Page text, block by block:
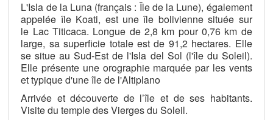
L'Isla de la Luna (français : Île de la Lune), également
appelée île Koati, est une île bolivienne située sur
le Lac Titicaca. Longue de 2,8 km pour 0,76 km de
large, sa superficie totale est de 91,2 hectares. Elle
se situe au Sud-Est de l'Isla del Sol (l'île du Soleil).
Elle présente une orographie marquée par les vents
et typique d'une île de l'Altiplano
Arrivée et découverte de l’île et de ses habitants.
Visite du temple des Vierges du Soleil.